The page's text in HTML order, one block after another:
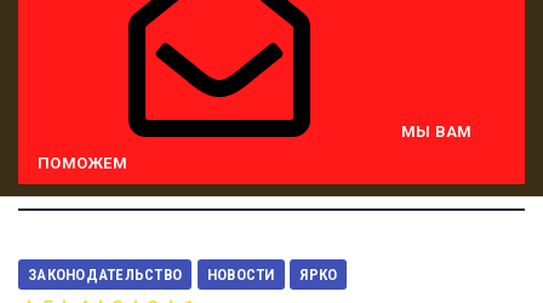
МЫ ВАМ
ПОМОЖЕМ
ЗАКОНОДАТЕЛЬСТВО НОВОСТИ ЯРКО